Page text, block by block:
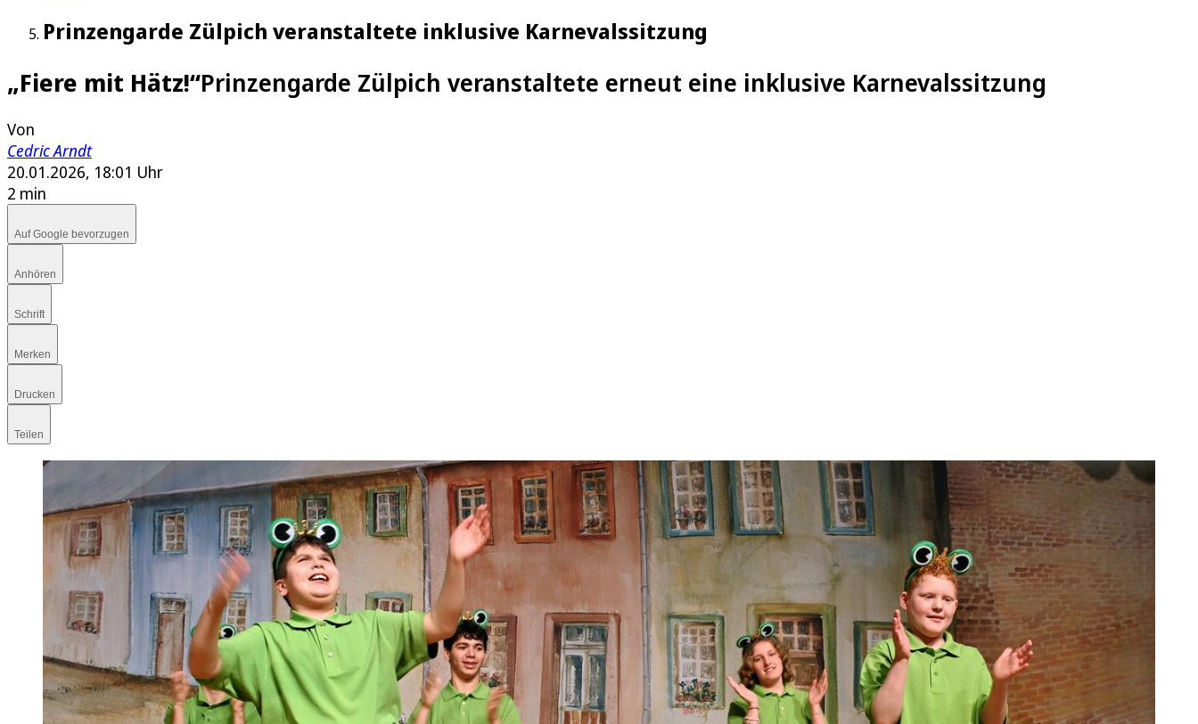
Prinzengarde Zülpich veranstaltete inklusive Karnevalssitzung
„Fiere mit Hätz!“Prinzengarde Zülpich veranstaltete erneut eine inklusive Karnevalssitzung
Von
Cedric Arndt
20.01.2026, 18:01 Uhr
2 min
Auf Google bevorzugen
Anhören
Schrift
Merken
Drucken
Teilen